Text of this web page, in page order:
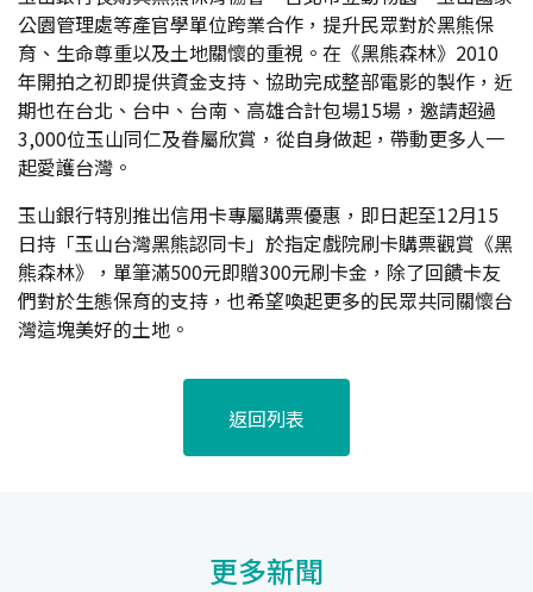
公園管理處等產官學單位跨業合作，提升民眾對於黑熊保
育、生命尊重以及土地關懷的重視。在《黑熊森林》2010
年開拍之初即提供資金支持、協助完成整部電影的製作，近
期也在台北、台中、台南、高雄合計包場15場，邀請超過
3,000位玉山同仁及眷屬欣賞，從自身做起，帶動更多人一
起愛護台灣。
玉山銀行特別推出信用卡專屬購票優惠，即日起至12月15
日持「玉山台灣黑熊認同卡」於指定戲院刷卡購票觀賞《黑
熊森林》，單筆滿500元即贈300元刷卡金，除了回饋卡友
們對於生態保育的支持，也希望喚起更多的民眾共同關懷台
灣這塊美好的土地。
返回列表
更多新聞